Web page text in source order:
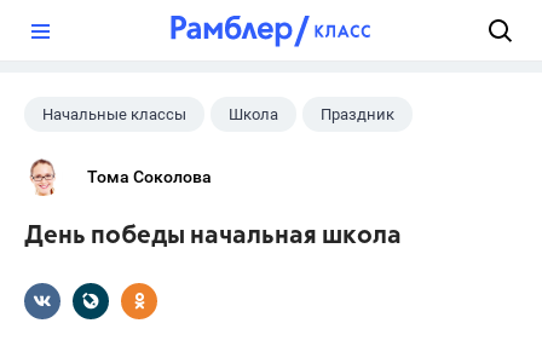
Начальные классы Школа Праздник
Тома Соколова
День победы начальная школа